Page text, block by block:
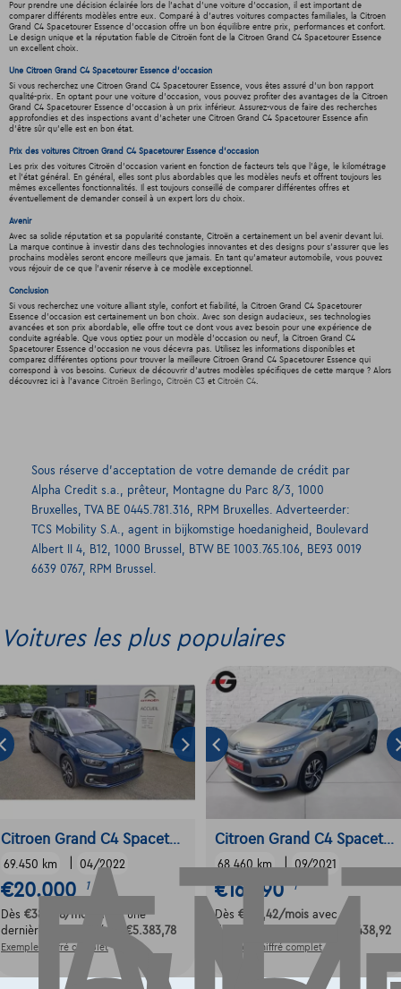
Pour prendre une décision éclairée lors de l'achat d'une voiture d'occasion, il est important de
comparer différents modèles entre eux. Comparé à d'autres voitures compactes familiales, la Citroen
Grand C4 Spacetourer Essence d'occasion offre un bon équilibre entre prix, performances et confort.
Le design unique et la réputation fiable de Citroën font de la Citroen Grand C4 Spacetourer Essence
un excellent choix.
Une Citroen Grand C4 Spacetourer Essence d'occasion
Si vous recherchez une Citroen Grand C4 Spacetourer Essence, vous êtes assuré d'un bon rapport
qualité-prix. En optant pour une voiture d'occasion, vous pouvez profiter des avantages de la Citroen
Grand C4 Spacetourer Essence d'occasion à un prix inférieur. Assurez-vous de faire des recherches
approfondies et des inspections avant d'acheter une Citroen Grand C4 Spacetourer Essence afin
d'être sûr qu'elle est en bon état.
Prix des voitures Citroen Grand C4 Spacetourer Essence d'occasion
Les prix des voitures Citroën d'occasion varient en fonction de facteurs tels que l'âge, le kilométrage
et l'état général. En général, elles sont plus abordables que les modèles neufs et offrent toujours les
mêmes excellentes fonctionnalités. Il est toujours conseillé de comparer différentes offres et
éventuellement de demander conseil à un expert lors du choix.
Avenir
Avec sa solide réputation et sa popularité constante, Citroën a certainement un bel avenir devant lui.
La marque continue à investir dans des technologies innovantes et des designs pour s'assurer que les
prochains modèles seront encore meilleurs que jamais. En tant qu'amateur automobile, vous pouvez
vous réjouir de ce que l'avenir réserve à ce modèle exceptionnel.
Conclusion
Si vous recherchez une voiture alliant style, confort et fiabilité, la Citroen Grand C4 Spacetourer
Essence d'occasion est certainement un bon choix. Avec son design audacieux, ses technologies
avancées et son prix abordable, elle offre tout ce dont vous avez besoin pour une expérience de
conduite agréable. Que vous optiez pour un modèle d'occasion ou neuf, la Citroen Grand C4
Spacetourer Essence d'occasion ne vous décevra pas. Utilisez les informations disponibles et
comparez différentes options pour trouver la meilleure Citroen Grand C4 Spacetourer Essence qui
correspond à vos besoins. Curieux de découvrir d'autres modèles spécifiques de cette marque ? Alors
découvrez ici à l'avance Citroën Berlingo, Citroën C3et Citroën C4.
Sous réserve d’acceptation de votre demande de crédit par
Alpha Credit s.a., prêteur, Montagne du Parc 8/3, 1000
Bruxelles, TVA BE 0445.781.316, RPM Bruxelles. Adverteerder:
TCS Mobility S.A., agent in bijkomstige hoedanigheid, Boulevard
Albert II 4, B12, 1000 Brussel, BTW BE 1003.765.106, BE93 0019
6639 0767, RPM Brussel.
Voitures les plus populaires
Citroen Grand C4 Spacetourer
69.450 km 04/2022
€20.000 1
Dès €383,78/mois
avec une
dernière mensualité de
€5.383,78
Exemple chiffré complet
Citroen Grand C4 Spacetourer
68.460 km 09/2021
€16.490 1
Dès €316,42/mois avec une
dernière mensualité de
€4.438,92
Exemple chiffré complet